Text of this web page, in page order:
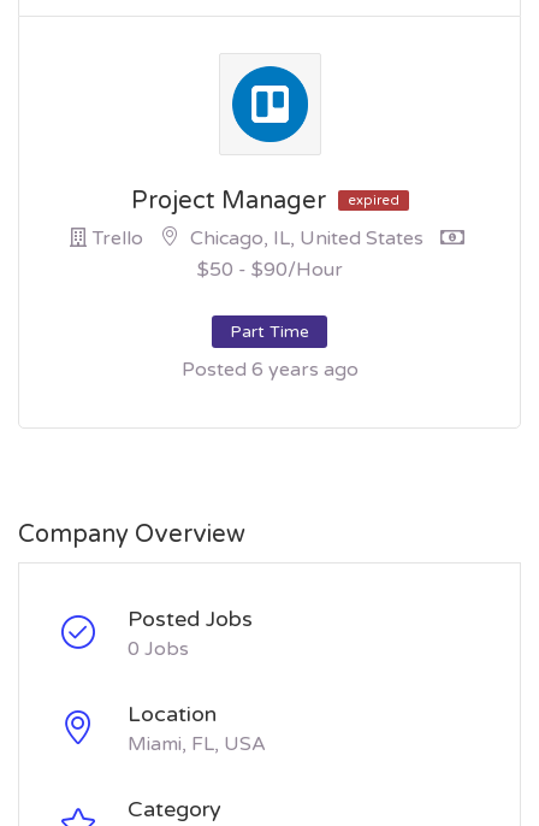
Project Manager expired
Trello
Chicago, IL, United States
$50 - $90/hour
Part Time
Posted 6 years ago
Company Overview
Posted Jobs
0 Jobs
Location
Miami, FL, USA
Category